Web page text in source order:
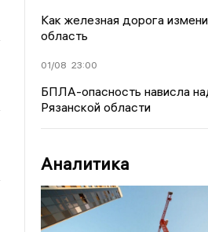
Как железная дорога
область
01/08 23:00
БПЛА-опасность нависла
Рязанской области
Аналитика